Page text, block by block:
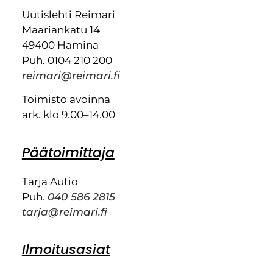
Uutislehti Reimari
Maariankatu 14
49400 Hamina
Puh. 0104 210 200
reimari@reimari.fi
Toimisto avoinna
ark. klo 9.00–14.00
Päätoimittaja
Tarja Autio
Puh. 040 586 2815
tarja@reimari.fi
Ilmoitusasiat